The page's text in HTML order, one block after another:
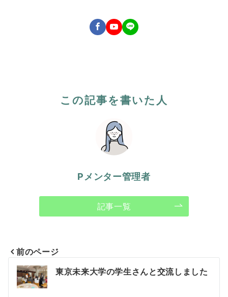
この記事を書いた人
Pメンター管理者
記事一覧
投
稿
前のページ
東京未来大学の学生さんと交流しました